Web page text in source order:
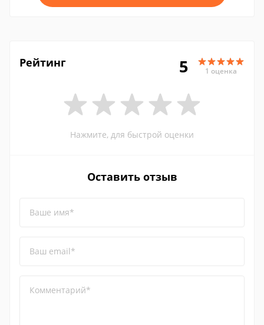
Рейтинг 5 1 оценка
Нажмите, для быстрой оценки
Оставить отзыв
Ваше имя*
Ваш email*
Комментарий*